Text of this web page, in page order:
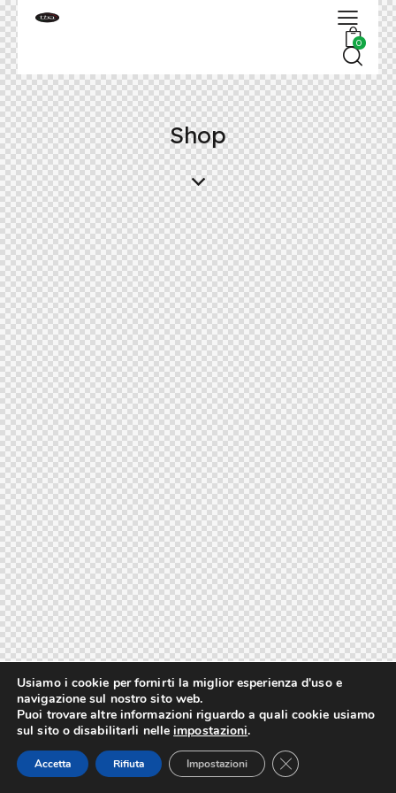
0
Shop
Usiamo i cookie per fornirti la miglior esperienza d'uso e
navigazione sul nostro sito web.
Puoi trovare altre informazioni riguardo a quali cookie usiamo
sul sito o disabilitarli nelleimpostazioni.
Accetta Rifiuta Impostazioni Close GDPR